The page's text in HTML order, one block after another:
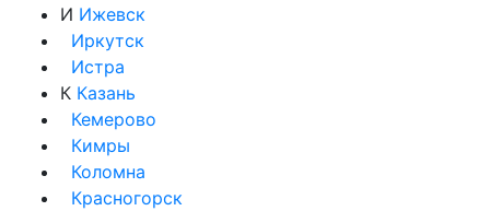
И Ижевск
Иркутск
Истра
К Казань
Кемерово
Кимры
Коломна
Красногорск